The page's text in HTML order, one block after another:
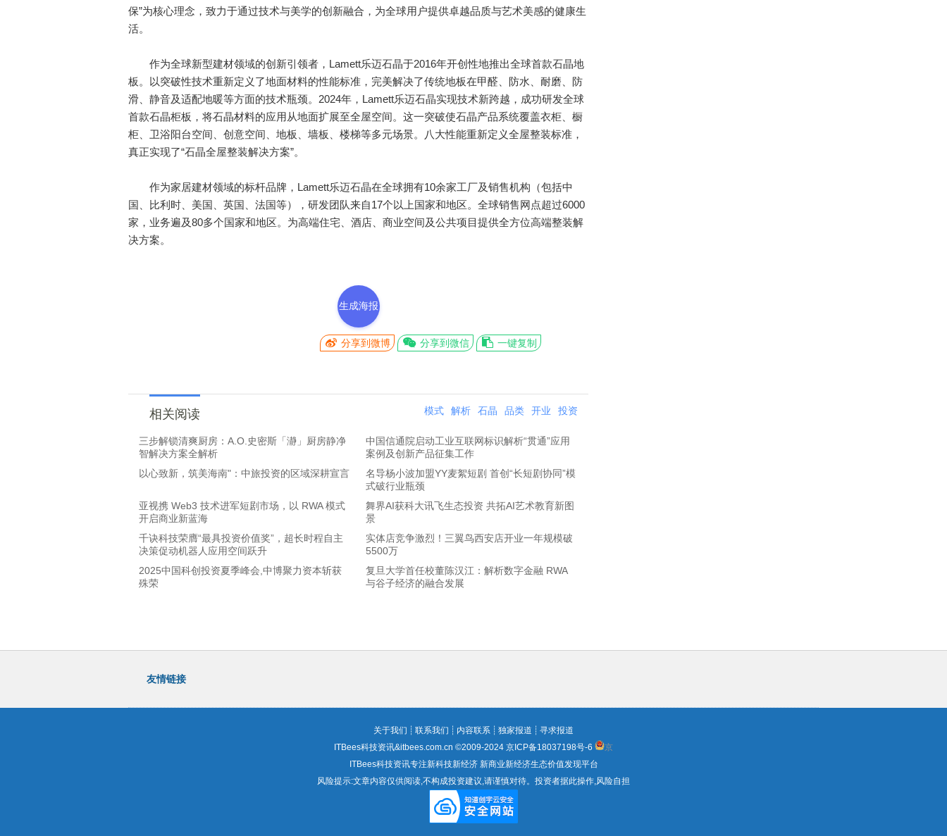
保”为核心理念，致力于通过技术与美学的创新融合，为全球用户提供卓越品质与艺术美感的健康生
活。
作为全球新型建材领域的创新引领者，Lamett乐迈石晶于2016年开创性地推出全球首款石晶地
板。以突破性技术重新定义了地面材料的性能标准，完美解决了传统地板在甲醛、防水、耐磨、防
滑、静音及适配地暖等方面的技术瓶颈。2024年，Lamett乐迈石晶实现技术新跨越，成功研发全球
首款石晶柜板，将石晶材料的应用从地面扩展至全屋空间。这一突破使石晶产品系统覆盖衣柜、橱
柜、卫浴阳台空间、创意空间、地板、墙板、楼梯等多元场景。八大性能重新定义全屋整装标准，
真正实现了“石晶全屋整装解决方案”。
作为家居建材领域的标杆品牌，Lamett乐迈石晶在全球拥有10余家工厂及销售机构（包括中
国、比利时、美国、英国、法国等），研发团队来自17个以上国家和地区。全球销售网点超过6000
家，业务遍及80多个国家和地区。为高端住宅、酒店、商业空间及公共项目提供全方位高端整装解
决方案。
生成海报
分享到微博 分享到微信 一键复制
相关阅读 模式 解析 石晶 品类 开业 投资
三步解锁清爽厨房：A.O.史密斯「瀞」厨房静净
智解决方案全解析
中国信通院启动工业互联网标识解析“贯通”应用
案例及创新产品征集工作
以心致新，筑美海南"：中旅投资的区域深耕宣言
名导杨小波加盟YY麦絮短剧 首创“长短剧协同”模
式破行业瓶颈
亚视携 Web3 技术进军短剧市场，以 RWA 模式
开启商业新蓝海
舞界AI获科大讯飞生态投资 共拓AI艺术教育新图
景
千诀科技荣膺“最具投资价值奖”，超长时程自主
决策促动机器人应用空间跃升
实体店竞争激烈！三翼鸟西安店开业一年规模破
5500万
2025中国科创投资夏季峰会,中博聚力资本斩获
殊荣
复旦大学首任校董陈汉江：解析数字金融 RWA
与谷子经济的融合发展
友情链接
关于我们 ┊ 联系我们 ┊ 内容联系 ┊ 独家报道 ┊ 寻求报道
ITBees科技资讯&itbees.com.cn ©2009-2024 京ICP备18037198号-6
京
ITBees科技资讯专注新科技新经济 新商业新经济生态价值发现平台
风险提示:文章内容仅供阅读,不构成投资建议,请谨慎对待。投资者据此操作,风险自担